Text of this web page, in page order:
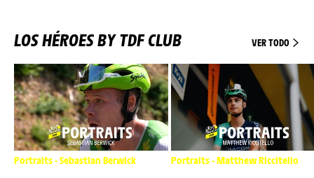
LOS HÉROES BY TDF CLUB VER TODO
Portraits - Sebastian Berwick Portraits - Matthew Riccitello